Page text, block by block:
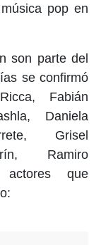
pop en
son parte del
se confirmó
Fabián
Daniela
Grisel
Ramiro
que